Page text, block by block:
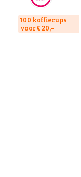
100 koffiecups
voor € 20,-